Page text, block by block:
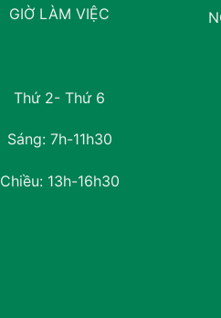
GIỜ LÀM VIỆC
Thứ 2- Thứ 6
Sáng: 7h-11h30
Chiều: 13h-16h30